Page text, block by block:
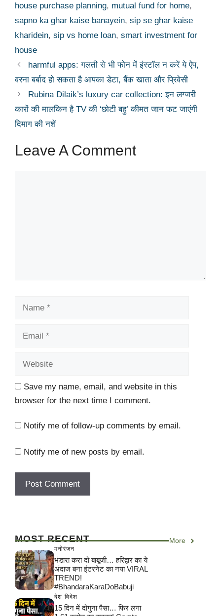
house purchase planning, mutual fund for home,
sapno ka ghar kaise banayein, sip se ghar kaise
kharidein, sip vs home loan, smart investment for
house
harmful apps: गलती से भी फोन में इंस्टॉल न करें ये ऐप,
वरना बर्बाद हो सकता है आपका डेटा, बैंक खाता और प्रिवेसी
Rubina Dilaik’s luxury car collection: इन लग्जरी
कारों की मालकिन है TV की ‘छोटी बहु’ कीमत जान फट जाएंगी
दिमाग की नशें
Leave A Comment
Save my name, email, and website in this
browser for the next time I comment.
Notify me of follow-up comments by email.
Notify me of new posts by email.
MOST RECENT More
मनोरंजन
भंडारा करा दो बाबूजी… हरिद्वार का ये
अंदाज बना इंटरनेट का नया VIRAL
TREND!
#BhandaraKaraDoBabuji
देश-विदेश
15 दिन में दोगुना पैसा… फिर लगा